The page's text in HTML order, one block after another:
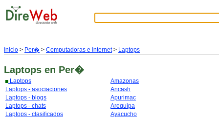
Inicio > Per� > Computadoras e Internet> Laptops
Laptops en Per�
Laptops
Laptops - asociaciones
Laptops - blogs
Laptops - chats
Laptops - clasificados
Amazonas
Ancash
Apurimac
Arequipa
Ayacucho